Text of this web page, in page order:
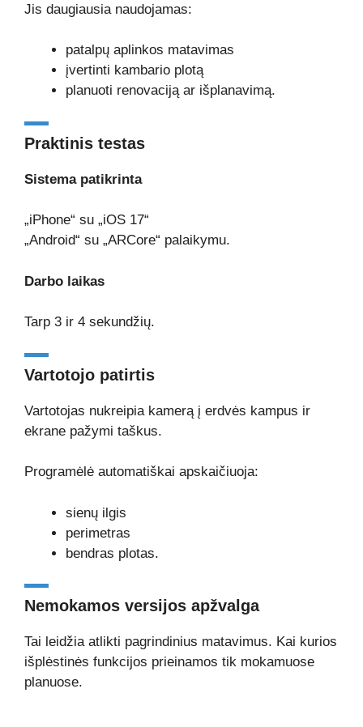
Jis daugiausia naudojamas:
patalpų aplinkos matavimas
įvertinti kambario plotą
planuoti renovaciją ar išplanavimą.
Praktinis testas
Sistema patikrinta
„iPhone“ su „iOS 17“
„Android“ su „ARCore“ palaikymu.
Darbo laikas
Tarp 3 ir 4 sekundžių.
Vartotojo patirtis
Vartotojas nukreipia kamerą į erdvės kampus ir
ekrane pažymi taškus.
Programėlė automatiškai apskaičiuoja:
sienų ilgis
perimetras
bendras plotas.
Nemokamos versijos apžvalga
Tai leidžia atlikti pagrindinius matavimus. Kai kurios
išplėstinės funkcijos prieinamos tik mokamuose
planuose.